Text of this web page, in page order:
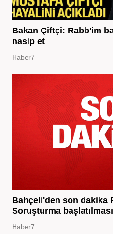
Bakan Çiftçi: Rabb'im
nasip et
Haber7
Bahçeli'den son dakika
Soruşturma
Haber7